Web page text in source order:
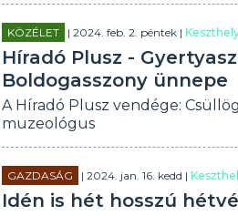
KÖZÉLET | 2024. feb. 2. péntek |
Híradó Plusz -
Boldogasszony ünnepe
A Híradó Plusz vendége:
muzeológus
GAZDASÁG | 2024. jan. 16. kedd |
Idén is hét hosszú